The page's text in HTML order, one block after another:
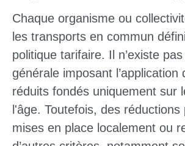
Chaque organisme ou
les transports en commun
politique tarifaire. Il n’existe pas
générale imposant l’application
réduits fondés uniquement sur
l'âge. Toutefois, des
mises en place localement ou